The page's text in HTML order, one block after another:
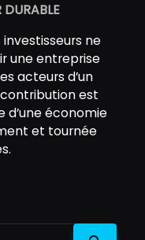
DURABLE
ne
une entreprise
acteurs d’un
est
d’une économie
et tournée